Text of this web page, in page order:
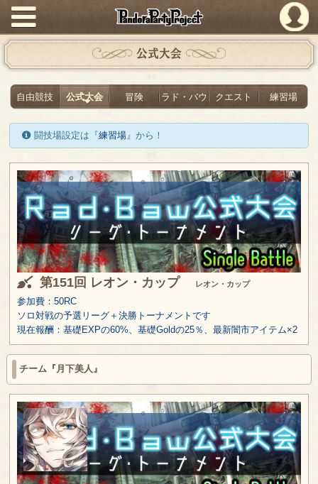
PandoraPartyProject
公式大会
自由競技 公式大会 冒険 ラド・バウ クエスト 練習場
闘技場設定は『練習場』から！
第151回 レオン・カップ レオン・カップ
参加費：50RC
ソロ対戦の予選リーグ＋決勝トーナメントです
現在報酬：基礎EXPの60%、基礎Goldの25％、最新闇市アイテム×2
チーム『月下美人』